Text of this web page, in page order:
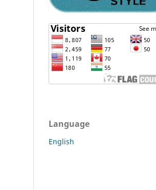
Language
English